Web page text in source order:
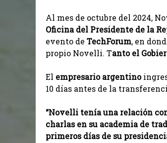
Al mes de octubre del 2024,
Oficina del Presidente de la
evento de TechForum, en
propio Novelli. Tanto el
El empresario argentino
10 días antes de la
“Novelli tenía una relación
charlas en su academia de
primeros días de su